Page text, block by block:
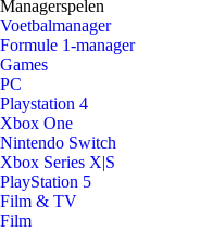
Managerspelen
Voetbalmanager
Formule 1-manager
Games
PC
Playstation 4
Xbox One
Nintendo Switch
Xbox Series X|S
PlayStation 5
Film & TV
Film